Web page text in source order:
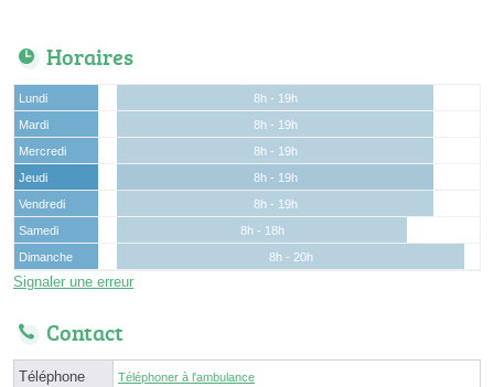
Horaires
Lundi
8h - 19h
Mardi
8h - 19h
Mercredi
8h - 19h
Jeudi
8h - 19h
Vendredi
8h - 19h
Samedi
8h - 18h
Dimanche
8h - 20h
Signaler une erreur
Contact
Téléphone Téléphoner à l'ambulance